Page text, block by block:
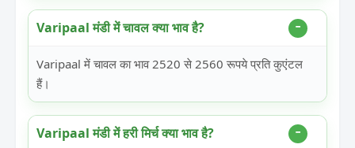
Varipaal मंडी में चावल क्या भाव है?
Varipaal में चावल का भाव 2520 से 2560 रूपये प्रति कुएंटल
हैं।
Varipaal मंडी में हरी मिर्च क्या भाव है?